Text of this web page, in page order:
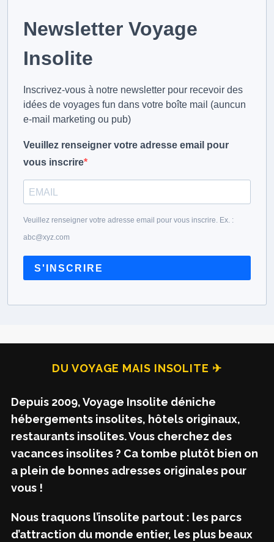
Newsletter Voyage
Insolite
Inscrivez-vous à notre newsletter pour recevoir des
idées de voyages fun dans votre boîte mail (auncun
e-mail marketing ou pub)
Veuillez renseigner votre adresse email pour
vous inscrire
Veuillez renseigner votre adresse email pour vous inscrire. Ex. :
abc@xyz.com
S'INSCRIRE
DU VOYAGE MAIS INSOLITE ✈
Depuis 2009, Voyage Insolite déniche
hébergements insolites, hôtels originaux,
restaurants insolites. Vous cherchez des
vacances insolites ? Ca tombe plutôt bien on
a plein de bonnes adresses originales pour
vous !
Nous traquons l’insolite partout : les parcs
d’attraction du monde entier, les plus beaux